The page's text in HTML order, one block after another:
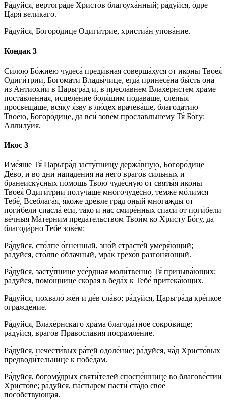
Ра́дуйся, вертогра́де Христо́в благоуха́нный; ра́дуйся, о́дре
Царя́ вели́каго.
Ра́дуйся, Богоро́дице Одиги́трие, христиа́н упова́ние.
Кондак 3
Си́лою Бо́жиею чудеса́ преди́вная соверша́хуся от ико́ны Твоея́
Одиги́трии, Богома́ти Влады́чице, егда́ принесе́на бы́сть она́
из Антиохи́и в Царьгра́д и, в пресла́внем Влахе́рнстем хра́ме
поста́вленная, исцеле́ние боля́щим подава́ше, слепы́я
просвеща́ше, вся́ку я́зву в лю́дех врачева́ше, благода́тию
Твое́ю, Богоро́дице, да вси́ зове́м просла́вльшему Тя́ Бо́гу:
Аллилу́ия.
Икос 3
Име́яше Тя́ Царьгра́д засту́пницу держа́вную, Богоро́дице
Де́во, и во дни́ нападе́ния на него́ враго́в си́льных и
бранеиску́сных по́мощь Твою́ чуде́сную от святы́я ико́ны
Твоея́ Одиги́трии получа́ше многочуде́сно, те́мже мо́лимся
Тебе́, Всеблага́я, я́коже дре́вле гра́д о́ный мно́гажды от
поги́бели спасла́ еси́, та́ко и на́с смире́нных спаси́ от поги́бели
ве́чныя Ма́терним преда́тельством Твои́м ко Христу́ Бо́гу, да
благода́рно Тебе́ зове́м:
Ра́дуйся, сто́лпе о́гненный, зно́й страсте́й умеря́ющий;
ра́дуйся, сто́лпе о́блачный, мра́к грехо́в разгоня́ющий.
Ра́дуйся, засту́пнице усе́рдная моли́твенно Тя́ призыва́ющих;
ра́дуйся, помо́щнице ско́рая в беда́х к Тебе́ притека́ющих.
Ра́дуйся, похвало́ же́н и де́в сла́во; ра́дуйся, Царьгра́да кре́пкое
огражде́ние.
Ра́дуйся, Влахе́рнскаго хра́ма благода́тное сокро́вище;
ра́дуйся, враго́в Правосла́вия посрамле́ние.
Ра́дуйся, нечести́вых ра́тей одоле́ние; ра́дуйся, ча́д Христо́вых
предводи́тельнице к побе́дам.
Ра́дуйся, богому́дрых святи́телей споспе́шнице во благове́стии
Христо́ве; ра́дуйся, па́стырем пасти́ ста́до свое́
посо́бствующая.